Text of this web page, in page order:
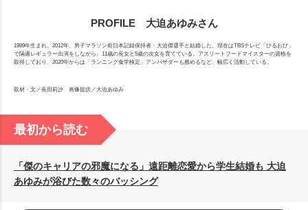
PROFILE 大迫あゆみさん
1989年生まれ。2012年、男子マラソン前日本記録保持者・大迫傑選手と結婚した。現在はTBSテレビ「ひるおび」
で隔週レギュラー出演をしながら、11歳の長女と5歳の次女を育てている。アスリートフードマイスターの資格を
取得しており、2020年からは「ランニング食学検定」アンバサダーも務めるなど、幅広く活動している。
取材・文／長田莉沙 画像提供／大迫あゆみ
最初から読む
「傑のキャリアの邪魔になる」遠距離恋愛から学生結婚も 大迫
あゆみが浴びた数々のバッシング